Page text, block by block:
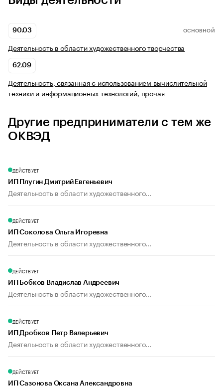
90.03 ОСНОВНОЙ
Деятельность в области художественного творчества
62.09
Деятельность, связанная с использованием вычислительной
техники и информационных технологий, прочая
Другие предприниматели с тем же
ОКВЭД
ДЕЙСТВУЕТ
ИП Плугин Дмитрий Евгеньевич
Деятельность в области художественного...
ДЕЙСТВУЕТ
ИП Соколова Ольга Игоревна
Деятельность в области художественного...
ДЕЙСТВУЕТ
ИП Бобков Владислав Андреевич
Деятельность в области художественного...
ДЕЙСТВУЕТ
ИП Дробков Петр Валерьевич
Деятельность в области художественного...
ДЕЙСТВУЕТ
ИП Сазонова Оксана Александровна